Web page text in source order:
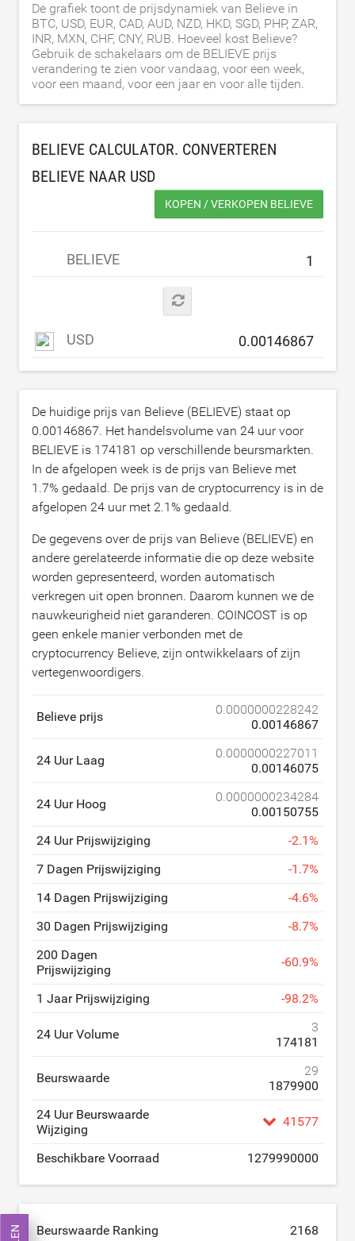
De grafiek toont de prijsdynamiek van Believe in
BTC, USD, EUR, CAD, AUD, NZD, HKD, SGD, PHP, ZAR,
INR, MXN, CHF, CNY, RUB. Hoeveel kost Believe?
Gebruik de schakelaars om de BELIEVE prijs
verandering te zien voor vandaag, voor een week,
voor een maand, voor een jaar en voor alle tijden.
BELIEVE CALCULATOR. CONVERTEREN
BELIEVE NAAR USD
KOPEN / VERKOPEN BELIEVE
BELIEVE
USD
De huidige prijs van Believe (BELIEVE) staat op
0.00146867. Het handelsvolume van 24 uur voor
BELIEVE is 174181 op verschillende beursmarkten.
In de afgelopen week is de prijs van Believe met
1.7% gedaald. De prijs van de cryptocurrency is in de
afgelopen 24 uur met 2.1% gedaald.
De gegevens over de prijs van Believe (BELIEVE) en
andere gerelateerde informatie die op deze website
worden gepresenteerd, worden automatisch
verkregen uit open bronnen. Daarom kunnen we de
nauwkeurigheid niet garanderen. COINCOST is op
geen enkele manier verbonden met de
cryptocurrency Believe, zijn ontwikkelaars of zijn
vertegenwoordigers.
Believe prijs
0.0000000228242
0.00146867
24 Uur Laag
0.0000000227011
0.00146075
24 Uur Hoog
0.0000000234284
0.00150755
24 Uur Prijswijziging
-2.1%
7 Dagen Prijswijziging
-1.7%
14 Dagen Prijswijziging
-4.6%
30 Dagen Prijswijziging
-8.7%
200 Dagen
Prijswijziging
-60.9%
1 Jaar Prijswijziging -98.2%
24 Uur Volume
3
174181
Beurswaarde
29
1879900
24 Uur Beurswaarde
Wijziging
41577
Beschikbare Voorraad 1279990000
Beurswaarde Ranking 2168